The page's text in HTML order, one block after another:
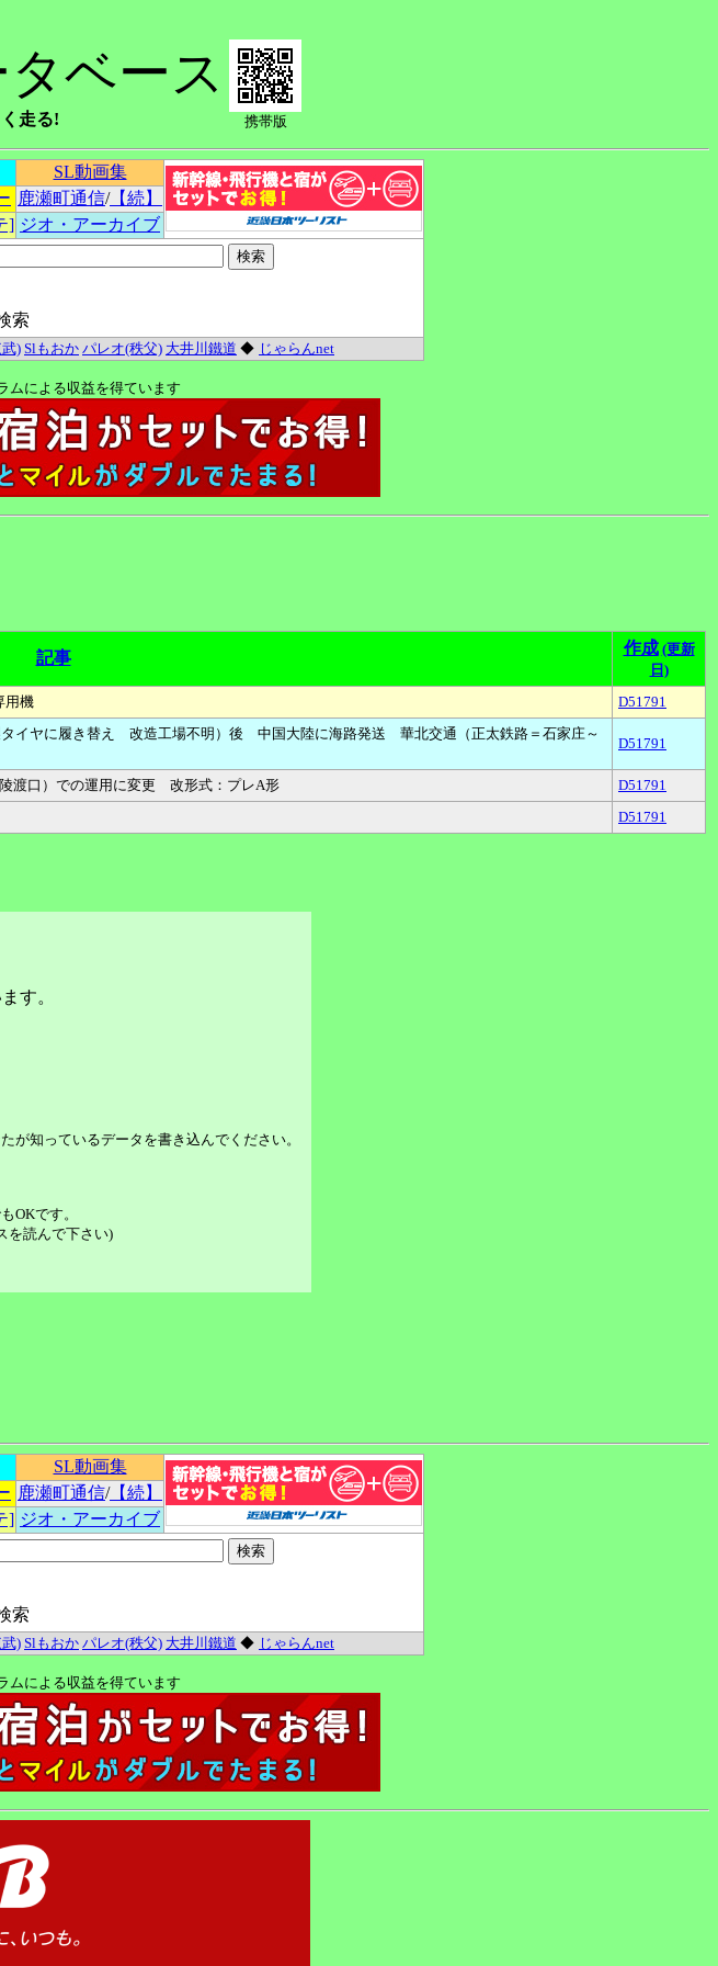
ベース
走る! 携帯版
SL動画集
鹿瀬町通信/【続】
] ジオ・アーカイブ
索
)Slもおか パレオ(秩父) 大井川鐵道 ◆ じゃらんnet
ムによる収益を得ています
記事
作成 (更新
日)
機 D51791
ヤに履き替え 改造工場不明）後 中国大陸に海路発送 華北交通（正太鉄路＝石家庄～
D51791
渡口）での運用に変更 改形式：プレA形
D51791
D51791
す。
が知っているデータを書き込んでください。
OKです。
を読んで下さい)
SL動画集
鹿瀬町通信/【続】
] ジオ・アーカイブ
索
)Slもおか パレオ(秩父) 大井川鐵道 ◆ じゃらんnet
ムによる収益を得ています